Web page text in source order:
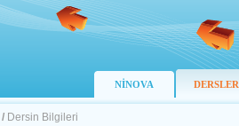
NİNOVA DERSLER
/ Dersin Bilgileri